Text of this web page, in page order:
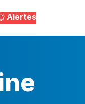
Alertes